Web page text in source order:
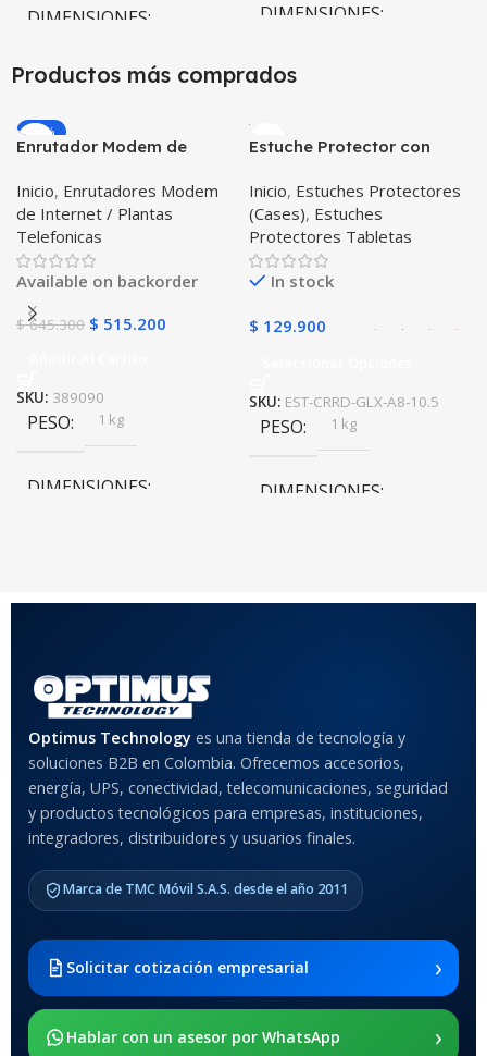
DIMENSIONES
10 × 10 × 10 cm
COLOR
DIMENSIONES
10 × 10 × 10 cm
Productos más comprados
-20%
Enrutador Modem de
Libre Todo Operador 4G
LTE SIMCARD
Inicio, Enrutadores Modem
de Internet / Plantas
Telefonicas
Available on backorder
$645.300 $ 515.200
SKU: 389090
PESO 1 kg
DIMENSIONES
Estuche Protector con
Tablet Samsung Galaxy
Tab A8 10.5 2021 – 2022
SM-x200 SM-x205 Anti
golpes con soporte
Inicio, Estuches Protectores
(Cases), Estuches
Protectores Tabletas
In stock
$ 129.900
SKU: EST-CRRD-GLX-A8-10.5
PESO 1 kg
DIMENSIONES
COLOR
Anti-Shock
MODELO DE TABLETS
COMPATIBLES
2021 SM-x200 / Samsung
Galaxy Tab A8 10.5 2021 SM-
x205
SOPORTE DE APOYO
Optimus Technology es una tienda de tecnología y
soluciones B2B en Colombia. Ofrecemos accesorios,
energía, UPS, conectividad, telecomunicaciones, seguridad
y productos tecnológicos para empresas, instituciones,
integradores, distribuidores y usuarios finales.
Marca de TMC Móvil S.A.S. desde el año 2011
Solicitar cotización empresarial ›
Hablar con un asesor por WhatsApp ›